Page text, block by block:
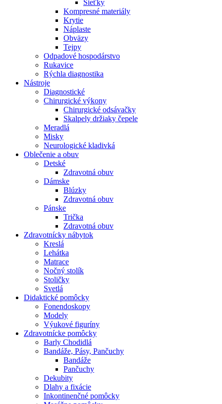
Sieťky
Kompresné materiály
Krytie
Náplaste
Obväzy
Tejpy
Odpadové hospodárstvo
Rukavice
Rýchla diagnostika
Nástroje
Diagnostické
Chirurgické výkony
Chirurgické odsávačky
Skalpely držiaky čepele
Meradlá
Misky
Neurologické kladivká
Oblečenie a obuv
Detské
Zdravotná obuv
Dámske
Blúzky
Zdravotná obuv
Pánske
Trička
Zdravotná obuv
Zdravotnícky nábytok
Kreslá
Lehátka
Matrace
Nočný stolík
Stoličky
Svetlá
Didaktické pomôcky
Fonendoskopy
Modely
Výukové figuríny
Zdravotnícke pomôcky
Barly Chodidlá
Bandáže, Pásy, Pančuchy
Bandáže
Pančuchy
Dekubity
Dlahy a fixácie
Inkontinenčné pomôcky